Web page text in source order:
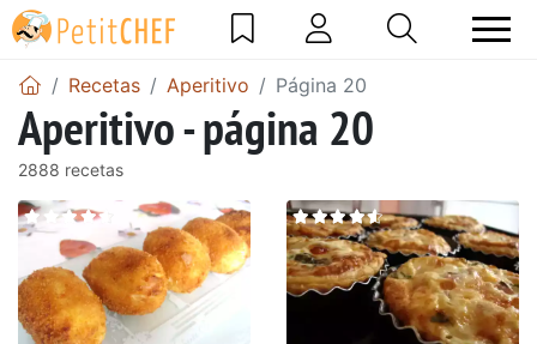
Recetas Aperitivo Página 20
Aperitivo - página 20
2888 recetas